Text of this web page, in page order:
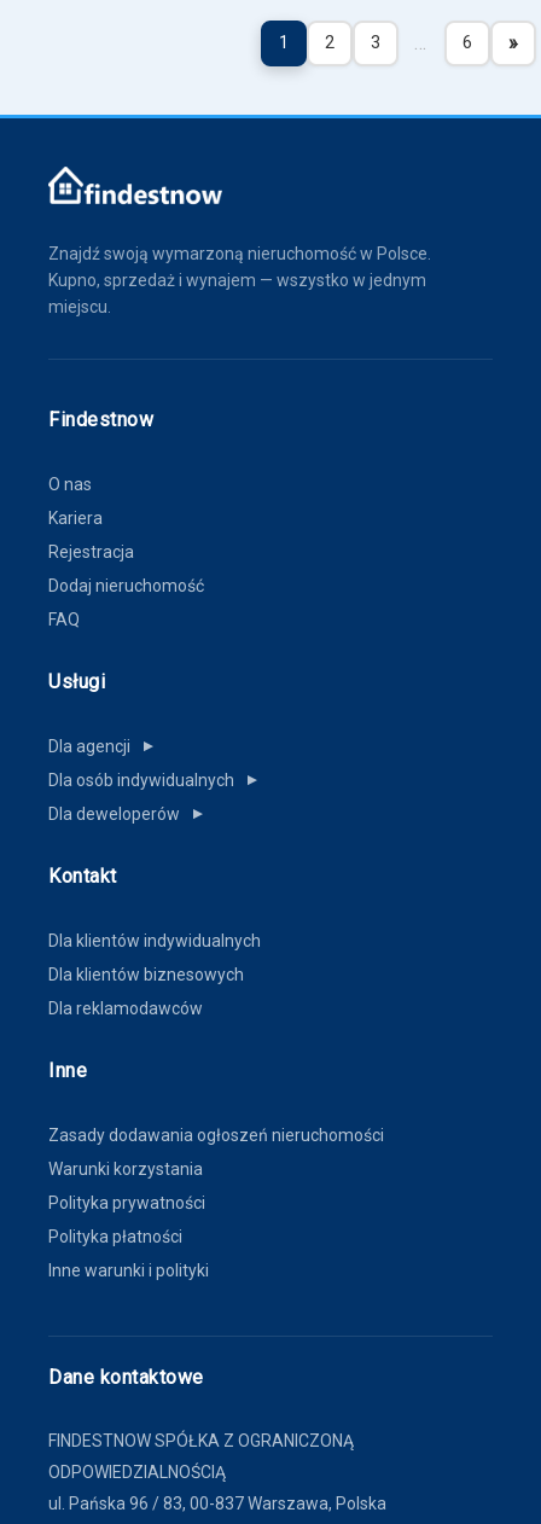
1 2 3 … 6 »
Znajdź swoją wymarzoną nieruchomość w Polsce.
Kupno, sprzedaż i wynajem — wszystko w jednym
miejscu.
Findestnow
O nas
Kariera
Rejestracja
Dodaj nieruchomość
FAQ
Usługi
Dla agencji ▼
Dla osób indywidualnych ▼
Dla deweloperów ▼
Kontakt
Dla klientów indywidualnych
Dla klientów biznesowych
Dla reklamodawców
Inne
Zasady dodawania ogłoszeń nieruchomości
Warunki korzystania
Polityka prywatności
Polityka płatności
Inne warunki i polityki
Dane kontaktowe
FINDESTNOW SPÓŁKA Z OGRANICZONĄ
ODPOWIEDZIALNOŚCIĄ
ul. Pańska 96 / 83, 00-837 Warszawa, Polska